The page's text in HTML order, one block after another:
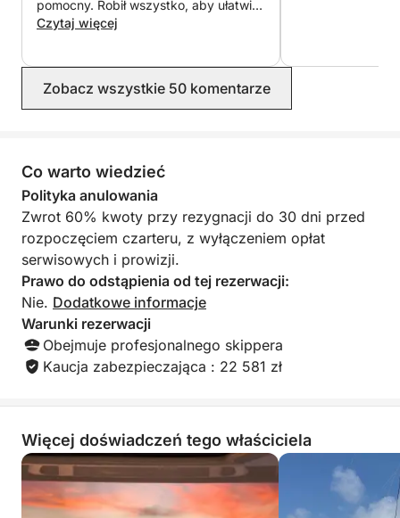
pomocny. Robił wszystko, aby ułatwić
nam życie na każdym kroku. Łódź
Czytaj więcej
Zobacz wszystkie 50 komentarze
Co warto wiedzieć
Polityka anulowania
Zwrot 60% kwoty przy rezygnacji do 30 dni przed
rozpoczęciem czarteru, z wyłączeniem opłat
serwisowych i prowizji.
Prawo do odstąpienia od tej rezerwacji:
Nie. Dodatkowe informacje
Warunki rezerwacji
Obejmuje profesjonalnego skippera
Kaucja zabezpieczająca : 22 581 zł
Więcej doświadczeń tego właściciela